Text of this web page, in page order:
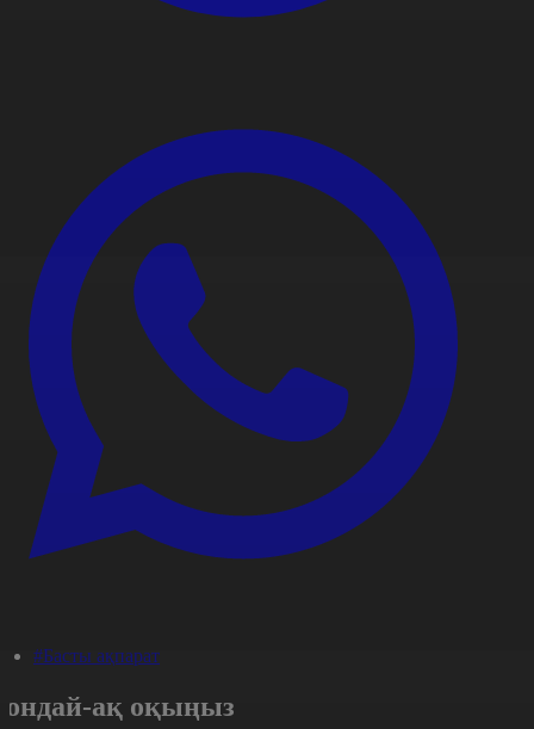
#Басты ақпарат
ақ оқыңыз